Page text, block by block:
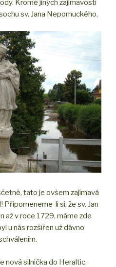
Kromě jiných zajímavostí
sv. Jana Nepomuckého.
tato je ovšem zajímavá
Připomeneme-li si, že sv. Jan
až v roce 1729, máme zde
u nás rozšířen už dávno
nová silnička do Heraltic,